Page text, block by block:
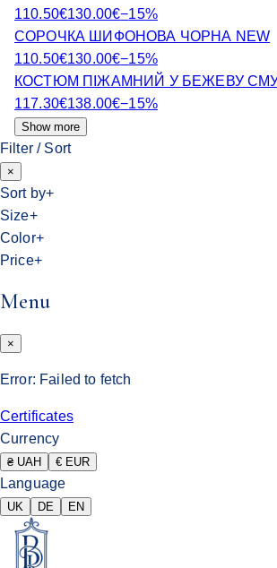
110.50€130.00€−15%
СОРОЧКА ШИФОНОВА ЧОРНА NEW
110.50€130.00€−15%
КОСТЮМ ПІЖАМНИЙ У БЕЖЕВУ
117.30€138.00€−15%
Show more
Filter / Sort
×
Sort by+
Size+
Color+
Price+
Menu
×
Error: Failed to fetch
Certificates
Currency
₴ UAH € EUR
Language
UK DE EN